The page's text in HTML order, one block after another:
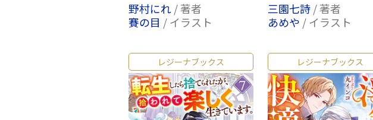
野村にれ/ 著者
賽の目 / イラスト
三園七詩/ 著者
あめや / イラスト
レジーナブックス レジーナブックス